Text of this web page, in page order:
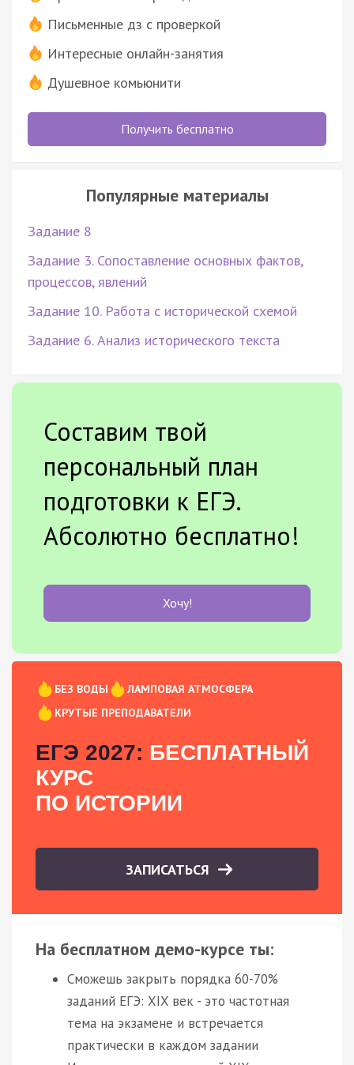
Письменные дз с проверкой
Интересные онлайн-занятия
Душевное комьюнити
Получить бесплатно
Популярные материалы
Задание 8
Задание 3. Сопоставление основных фактов,
процессов, явлений
Задание 10. Работа с исторической схемой
Задание 6. Анализ исторического текста
Составим твой
персональный план
подготовки к ЕГЭ.
Абсолютно бесплатно!
Хочу!
БЕЗ ВОДЫ
ЛАМПОВАЯ АТМОСФЕРА
КРУТЫЕ ПРЕПОДАВАТЕЛИ
ЕГЭ 2027: БЕСПЛАТНЫЙ
КУРС
ПО ИСТОРИИ
ЗАПИСАТЬСЯ
На бесплатном демо-курсе ты:
Сможешь закрыть порядка 60-70%
заданий ЕГЭ: XIX век - это частотная
тема на экзамене и встречается
практически в каждом задании